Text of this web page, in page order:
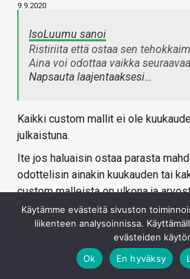
9.9.2020
IsoLuumu sanoi
Ristiriita että ostaa sen
Aina voi odottaa vaikka
Napsauta laajentaaksesi…
Kaikki custom mallit ei ole
julkaistuna.
Ite jos haluaisin ostaa parasta
odottelisin ainakin kuukauden tai
custom malleista on ulkona ja
ostaisin itselle sopivan.
Ja kun kerran on tiedossa että
sitä paremmalla syyllä odottelisin.
Se on tietenkin sit eri asia jos on
Käytämme evästeitä sivuston
liikenteen analysoinnissa.
evästeiden
Ok
En hyväksy